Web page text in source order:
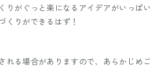
がぐっと楽になるアイデアがいっぱ
くりができるはず！
る場合がありますので、あらかじめ